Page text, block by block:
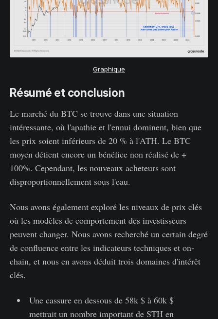
Graphique
Résumé et conclusion
Le marché du BTC se trouve dans une situation
intéressante, où l'apathie et l'ennui dominent, bien que
les prix soient inférieurs de 20 % à l'ATH. Le BTC
moyen détient encore un bénéfice non réalisé de +
100%. Cependant, les nouveaux acheteurs sont
disproportionnellement sous l'eau.
Nous avons également exploré les niveaux de prix clés
où les modèles de comportement des investisseurs
peuvent changer. Nous avons recherché un certain degré
de confluence entre les indicateurs techniques et on-
chain, et nous en avons déduit trois domaines d'intérêt
clés.
Une cassure en dessous de 58k $ à 60k $
mettrait un nombre important de STH en